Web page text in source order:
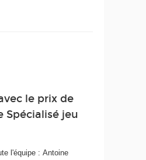
le prix de
Spécialisé jeu
l'équipe : Antoine